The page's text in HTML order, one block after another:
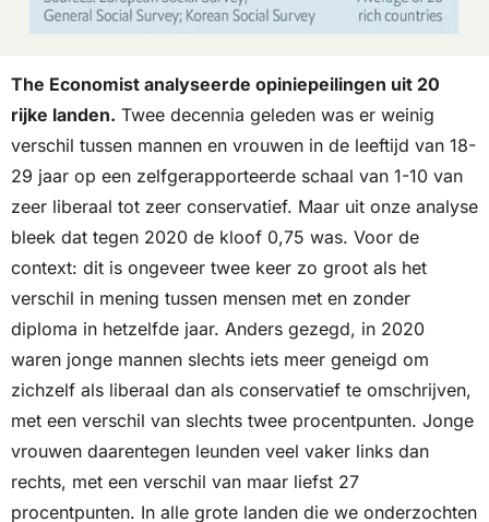
The Economist analyseerde opiniepeilingen uit 20
rijke landen. Twee decennia geleden was er weinig
verschil tussen mannen en vrouwen in de leeftijd van 18-
29 jaar op een zelfgerapporteerde schaal van 1-10 van
zeer liberaal tot zeer conservatief. Maar uit onze analyse
bleek dat tegen 2020 de kloof 0,75 was. Voor de
context: dit is ongeveer twee keer zo groot als het
verschil in mening tussen mensen met en zonder
diploma in hetzelfde jaar. Anders gezegd, in 2020
waren jonge mannen slechts iets meer geneigd om
zichzelf als liberaal dan als conservatief te omschrijven,
met een verschil van slechts twee procentpunten. Jonge
vrouwen daarentegen leunden veel vaker links dan
rechts, met een verschil van maar liefst 27
procentpunten. In alle grote landen die we onderzochten